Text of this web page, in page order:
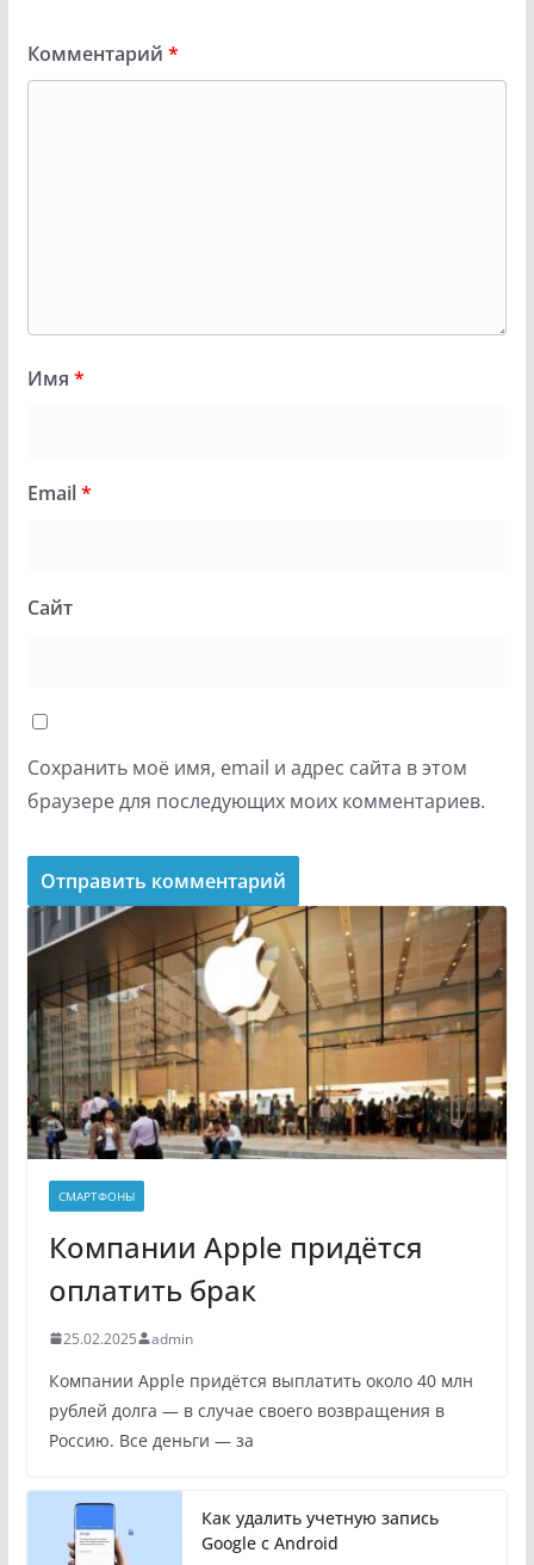
Комментарий *
Имя *
Email*
Сайт
Сохранить моё имя, email и адрес сайта в этом
браузере для последующих моих комментариев.
СМАРТФОНЫ
Компании Apple придётся
оплатить брак
25.02.2025 admin
Компании Apple придётся выплатить около 40 млн
рублей долга — в случае своего возвращения в
Россию. Все деньги — за
Как удалить учетную запись
Google с Android